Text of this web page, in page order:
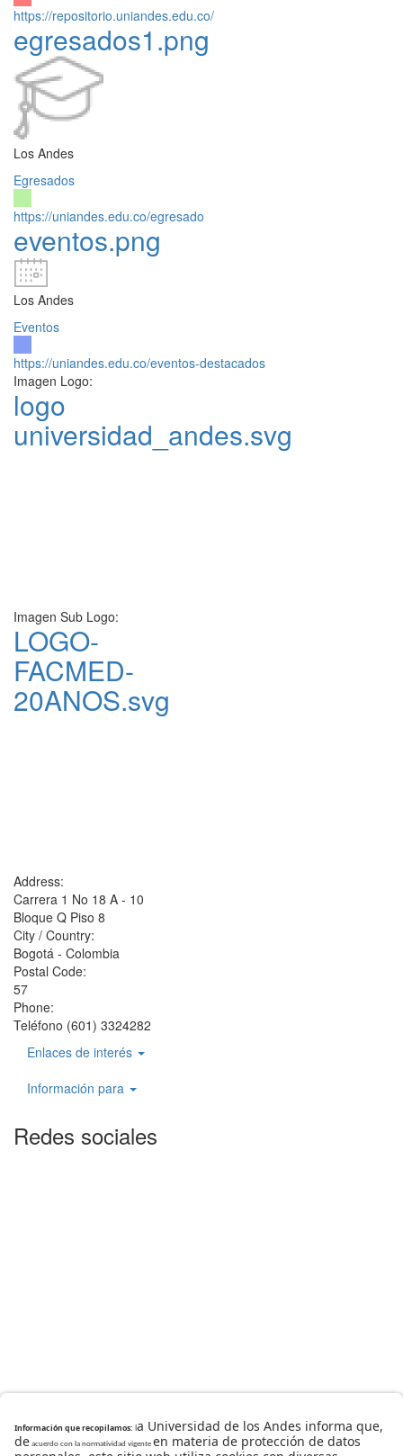
https://repositorio.uniandes.edu.co/
egresados1.png
Los Andes
Egresados
https://uniandes.edu.co/egresado
eventos.png
Los Andes
Eventos
https://uniandes.edu.co/eventos-destacados
Imagen Logo:
logo
universidad_andes.svg
Imagen Sub Logo:
LOGO-
FACMED-
20ANOS.svg
Address:
Carrera 1 No 18 A - 10
Bloque Q Piso 8
City / Country:
Bogotá - Colombia
Postal Code:
57
Phone:
Teléfono (601) 3324282
Enlaces de interés
Información para
Redes sociales